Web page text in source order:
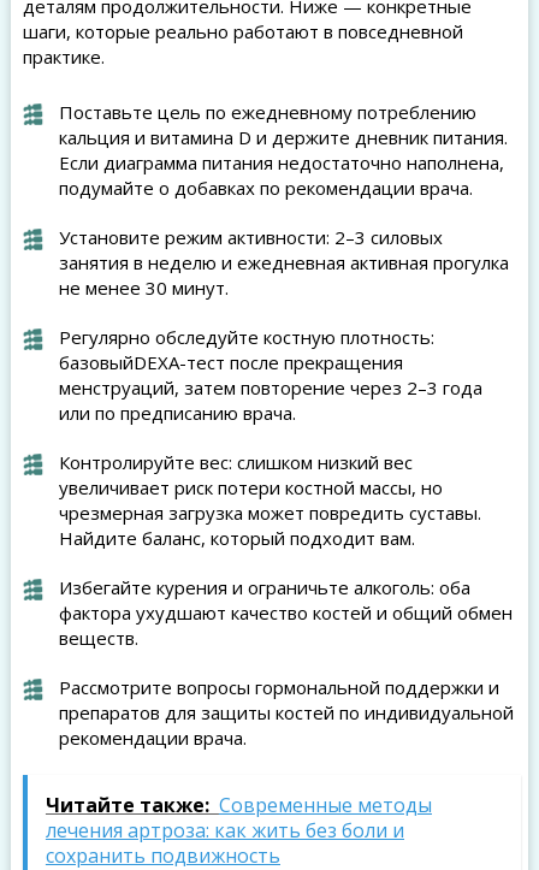
деталям продолжительности. Ниже — конкретные
шаги, которые реально работают в повседневной
практике.
Поставьте цель по ежедневному потреблению
кальция и витамина D и держите дневник питания.
Если диаграмма питания недостаточно наполнена,
подумайте о добавках по рекомендации врача.
Установите режим активности: 2–3 силовых
занятия в неделю и ежедневная активная прогулка
не менее 30 минут.
Регулярно обследуйте костную плотность:
базовыйDEXA-тест после прекращения
менструаций, затем повторение через 2–3 года
или по предписанию врача.
Контролируйте вес: слишком низкий вес
увеличивает риск потери костной массы, но
чрезмерная загрузка может повредить суставы.
Найдите баланс, который подходит вам.
Избегайте курения и ограничьте алкоголь: оба
фактора ухудшают качество костей и общий обмен
веществ.
Рассмотрите вопросы гормональной поддержки и
препаратов для защиты костей по индивидуальной
рекомендации врача.
Читайте также: Современные методы
лечения артроза: как жить без боли и
сохранить подвижность